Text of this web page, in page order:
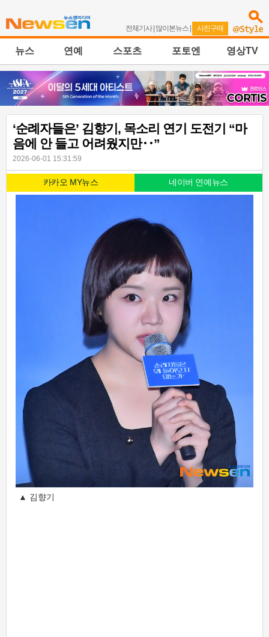
전체기사| 많이본뉴스 | 사진구매
뉴스 연예 스포츠 포토엔 영상TV
‘순례자들은’ 김향기, 목소리 연기 도전기 “마
음에 안 들고 어려웠지만‥”
2026-06-01 15:31:59
카카오 MY뉴스 네이버 연예뉴스
▲ 김향기